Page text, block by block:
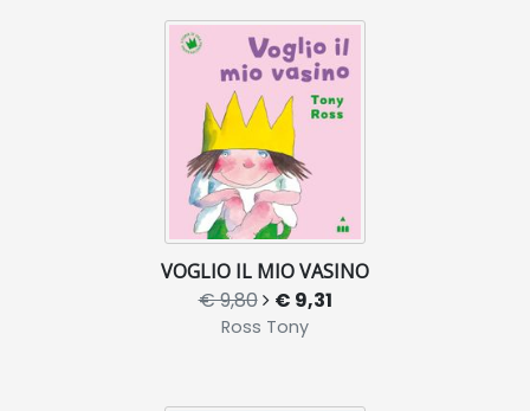
VOGLIO IL MIO VASINO
€ 9,80 € 9,31
Ross Tony